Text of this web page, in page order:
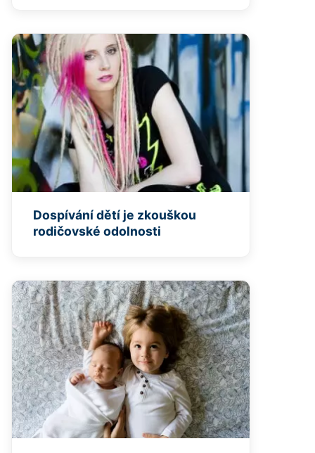
Dospívání dětí je zkouškou
rodičovské odolnosti